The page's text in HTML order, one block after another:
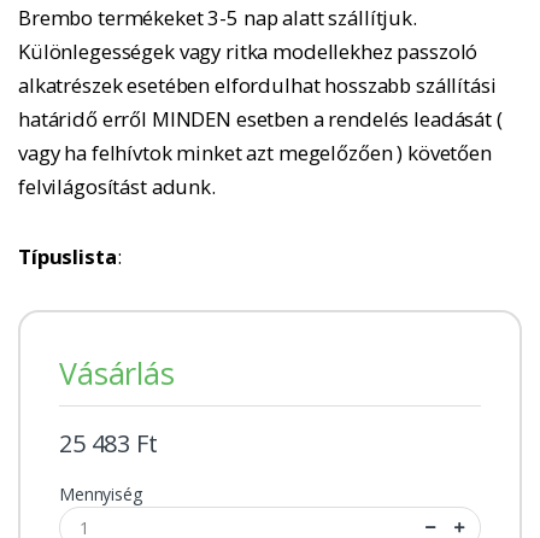
Brembo termékeket 3-5 nap alatt szállítjuk.
Különlegességek vagy ritka modellekhez passzoló
alkatrészek esetében elfordulhat hosszabb szállítási
határidő erről MINDEN esetben a rendelés leadását (
vagy ha felhívtok minket azt megelőzően ) követően
felvilágosítást adunk.
Típuslista:
Vásárlás
25 483 Ft
Mennyiség